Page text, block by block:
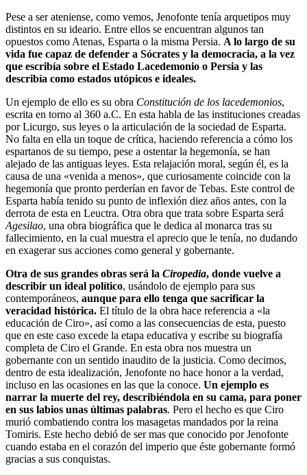
Pese a ser ateniense, como vemos, Jenofonte tenía arquetipos muy
distintos en su ideario. Entre ellos se encuentran algunos tan
opuestos como Atenas, Esparta o la misma Persia. A lo largo de su
vida fue capaz de defender a Sócrates y la democracia, a la vez
que escribía sobre el Estado Lacedemonio o Persia y las
describía como estados utópicos e ideales.
Un ejemplo de ello es su obra Constitución de los lacedemonios,
escrita en torno al 360 a.C. En esta habla de las instituciones creadas
por Licurgo, sus leyes o la articulación de la sociedad de Esparta.
No falta en ella un toque de crítica, haciendo referencia a cómo los
espartanos de su tiempo, pese a ostentar la hegemonía, se han
alejado de las antiguas leyes. Esta relajación moral, según él, es la
causa de una «venida a menos», que curiosamente coincide con la
hegemonía que pronto perderían en favor de Tebas. Este control de
Esparta había tenido su punto de inflexión diez años antes, con la
derrota de esta en Leuctra. Otra obra que trata sobre Esparta será
Agesilao, una obra biográfica que le dedica al monarca tras su
fallecimiento, en la cual muestra el aprecio que le tenía, no dudando
en exagerar sus acciones como general y gobernante.
Otra de sus grandes obras será la Ciropedia, donde vuelve a
describir un ideal político, usándolo de ejemplo para sus
contemporáneos, aunque para ello tenga que sacrificar la
veracidad histórica. El título de la obra hace referencia a «la
educación de Ciro», así como a las consecuencias de esta, puesto
que en este caso excede la etapa educativa y escribe su biografía
completa de Ciro el Grande. En esta obra nos muestra un
gobernante con un sentido inaudito de la justicia. Como decimos,
dentro de esta idealización, Jenofonte no hace honor a la verdad,
incluso en las ocasiones en las que la conoce. Un ejemplo es
narrar la muerte del rey, describiéndola en su cama, para poner
en sus labios unas últimas palabras. Pero el hecho es que Ciro
murió combatiendo contra los masagetas mandados por la reina
Tomiris. Este hecho debió de ser mas que conocido por Jenofonte
cuando estaba en el corazón del imperio que éste gobernante formó
gracias a sus conquistas.